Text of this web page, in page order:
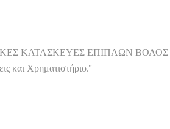
ΚΑΤΑΣΚΕΥΕΣ ΕΠΙΠΛΩΝ ΒΟΛΟΣ
και Χρηματιστήριο.”